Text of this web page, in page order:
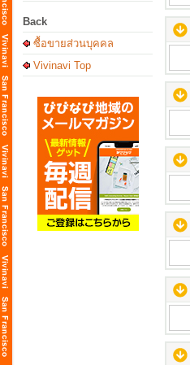
Back
ซื้อขายส่วนบุคคล
Vivinavi Top